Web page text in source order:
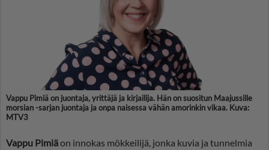
Vappu Pimiä on juontaja, yrittäjä ja kirjailija.­ Hän on suositun Maajussille
morsian -sarjan juontaja ja onpa naisessa vähän amorinkin vikaa. Kuva:
MTV3
Vappu Pimiäon innokas mökkeilijä, jonka kuvia ja tunnelmia